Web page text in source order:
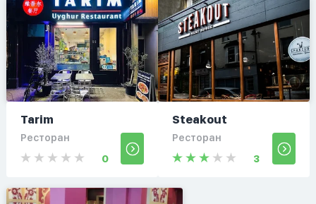
Tarim
Ресторан
0
Steakout
Ресторан
3